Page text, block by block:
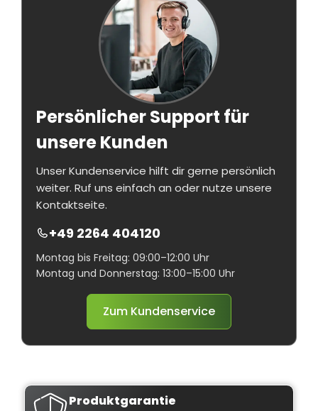
Persönlicher Support für
unsere Kunden
Unser Kundenservice hilft dir gerne persönlich
weiter. Ruf uns einfach an oder nutze unsere
Kontaktseite.
+49 2264 404120
Montag bis Freitag: 09:00–12:00 Uhr
Montag und Donnerstag: 13:00–15:00 Uhr
Zum Kundenservice
Produktgarantie